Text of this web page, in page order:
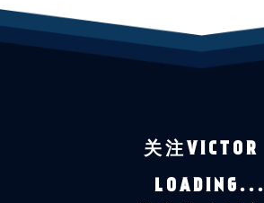
关注VICTOR
LOADING...